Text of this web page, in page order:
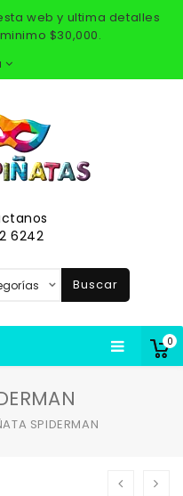
web y ultima detalles
$30,000.
0
6242
Buscar
SPIDERMAN